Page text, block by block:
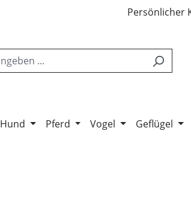
Persönlicher
Hund Pferd Vogel Geflügel